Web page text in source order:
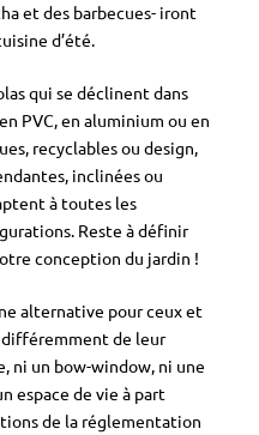
et des barbecues- iront
d’été.
qui se déclinent dans
PVC, en aluminium ou en
recyclables ou design,
inclinées ou
à toutes les
Reste à définir
conception du jardin !
alternative pour ceux et
de leur
ni un bow-window, ni une
espace de vie à part
de la réglementation